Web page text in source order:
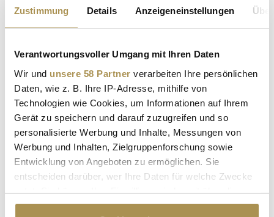
Zustimmung Details Anzeigeneinstellungen
Verantwortungsvoller Umgang mit Ihren Daten
Wir und unsere 58 Partner verarbeiten Ihre persönlichen
Daten, wie z. B. Ihre IP-Adresse, mithilfe von
Technologien wie Cookies, um Informationen auf Ihrem
Gerät zu speichern und darauf zuzugreifen und so
personalisierte Werbung und Inhalte, Messungen von
Werbung und Inhalten, Zielgruppenforschung sowie
Entwicklung von Angeboten zu ermöglichen. Sie
entscheiden darüber, wer Ihre Daten für welche Zwecke
Cookie-Erklärung oder durch Klicken auf das Privacy